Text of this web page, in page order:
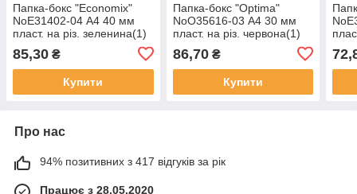
Папка-бокс "Economix"
NoE31402-04 А4 40 мм
пласт. на різ. зеленина(1)
85,30 ₴
Купити
Папка-бокс "Optima"
NoO35616-03 А4 30 мм
пласт. на різ. червона(1)
86,70₴
Купити
Про нас
94% позитивних з 417 відгуків за рік
Працює з 28.05.2020